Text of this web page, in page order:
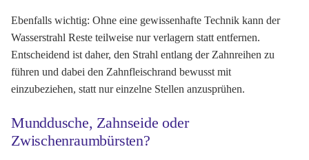
Ebenfalls wichtig: Ohne eine gewissenhafte Technik kann der
Wasserstrahl Reste teilweise nur verlagern statt entfernen.
Entscheidend ist daher, den Strahl entlang der Zahnreihen zu
führen und dabei den Zahnfleischrand bewusst mit
einzubeziehen, statt nur einzelne Stellen anzusprühen.
Munddusche, Zahnseide oder
Zwischenraumbürsten?